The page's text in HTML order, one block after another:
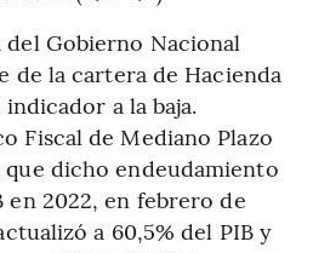
del Gobierno Nacional
de la cartera de Hacienda
a la baja.
Fiscal de Mediano Plazo
que dicho endeudamiento
en 2022, en febrero de
a 60,5% del PIB y